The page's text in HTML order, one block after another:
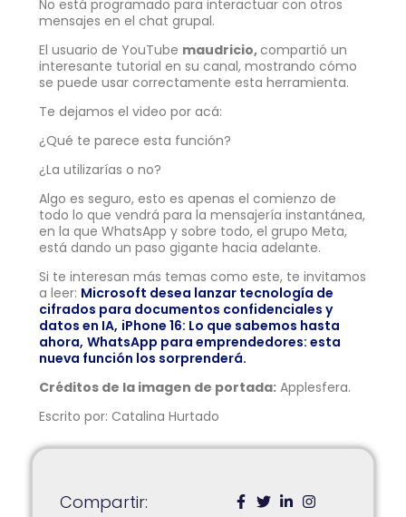
No está programado para interactuar con otros
mensajes en el chat grupal.
El usuario de YouTube maudricio,compartió un
interesante tutorial en su canal, mostrando cómo
se puede usar correctamente esta herramienta.
Te dejamos el video por acá:
¿Qué te parece esta función?
¿La utilizarías o no?
Algo es seguro, esto es apenas el comienzo de
todo lo que vendrá para la mensajería instantánea,
en la que WhatsApp y sobre todo, el grupo Meta,
está dando un paso gigante hacia adelante.
Si te interesan más temas como este, te invitamos
a leer: Microsoft desea lanzar tecnología de
cifrados para documentos confidenciales y
datos en IA, iPhone 16: Lo que sabemos hasta
ahora, WhatsApp para emprendedores: esta
nueva función los sorprenderá.
Créditos de la imagen de portada: Applesfera.
Escrito por: Catalina Hurtado
Compartir: